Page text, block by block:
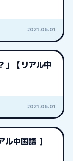
2021.06.01
」【リアル中
2021.06.01
ル中国語 】